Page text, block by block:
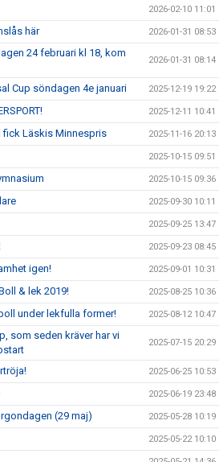
2026-02-10 11:01
här 2026-01-31 08:53
24 februari kl 18, kom
2026-01-31 08:14
Cup söndagen 4e januari 2025-12-19 19:22
2025-12-11 10:41
Läskis Minnespris 2025-11-16 20:13
2025-10-15 09:51
2025-10-15 09:36
2025-09-30 10:11
2025-09-25 13:47
2025-09-23 08:45
igen! 2025-09-01 10:31
& lek 2019! 2025-08-25 10:36
under lekfulla former! 2025-08-12 10:47
som seden kräver har vi
2025-07-15 20:29
2025-06-25 10:53
2025-06-19 23:48
(29 maj) 2025-05-28 10:19
2025-05-22 10:10